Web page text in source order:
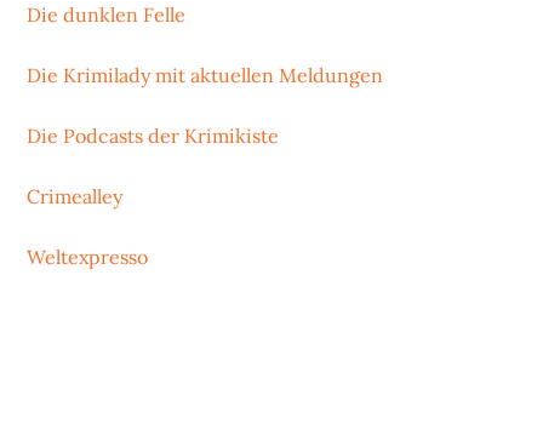
Die dunklen Felle
Die Krimilady mit aktuellen Meldungen
Die Podcasts der Krimikiste
Crimealley
Weltexpresso